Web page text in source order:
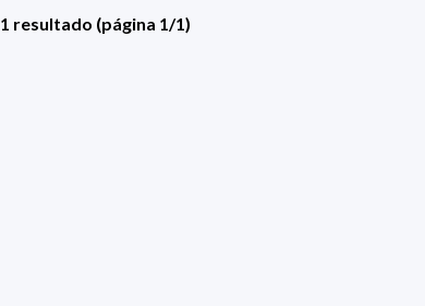
1 resultado (página 1/1)